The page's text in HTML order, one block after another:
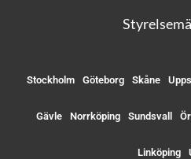
Stockholm Göteborg Skåne
Gävle Norrköping Sundsvall
Linköping